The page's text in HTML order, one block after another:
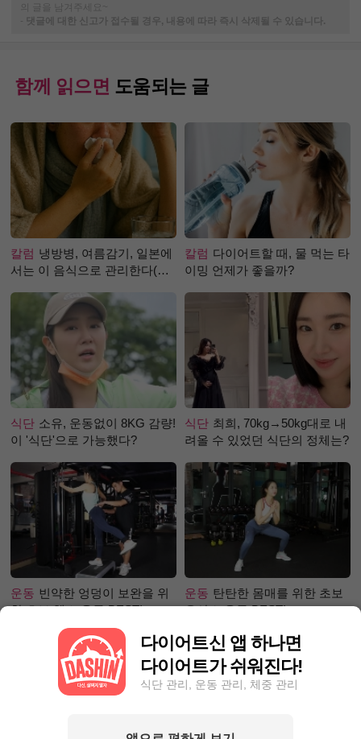
의 글을 남겨주세요~
-
댓글에 대한 신고가 접수될 경우, 내용에 따라 즉시 삭제될 수 있습니다.
함께 읽으면 도움되는 글
칼럼 냉방병, 여름감기, 일본에
서는 이 음식으로 관리한다(생
칼럼 다이어트할 때, 물 먹는 타
이밍 언제가 좋을까?
식단 소유, 운동없이 8KG 감량!
이 '식단'으로 가능했다?
식단 최희, 70kg→50kg대로 내
려올 수 있었던 식단의 정체는?
운동 빈약한 엉덩이 보완을 위
한 초보 헬스 운동 BEST!
운동 탄탄한 몸매를 위한 초보
유산소 운동 BEST!
다이어트신 앱 하나면
다이어트가 쉬워진다!
식단 관리, 운동 관리, 체중 관리